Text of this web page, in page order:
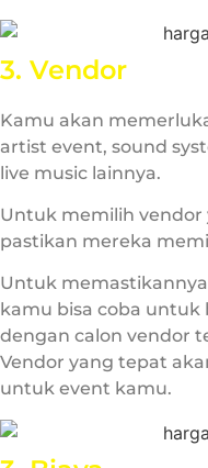
3. Vendor
Kamu akan
artist event, sound
live music lainnya.
Untuk memilih vendor
pastikan mereka
Untuk
kamu bisa coba
dengan calon vendor
Vendor yang tepat
untuk event kamu.